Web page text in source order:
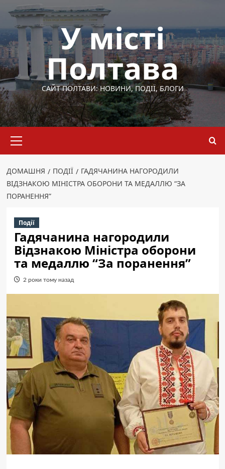
Перейти
вмісту
У місті
Полтава
САЙТ ПОЛТАВИ: НОВИНИ, ПОДІЇ, БЛОГИ
меню
ДОМАШНЯ ПОДІЇ
ГАДЯЧАНИНА НАГОРОДИЛИ
ВІДЗНАКОЮ МІНІСТРА ОБОРОНИ ТА МЕДАЛЛЮ “ЗА
ПОРАНЕННЯ”
Події
Гадячанина нагородили
Відзнакою Міністра оборони
та медаллю “За поранення”
2 роки тому назад